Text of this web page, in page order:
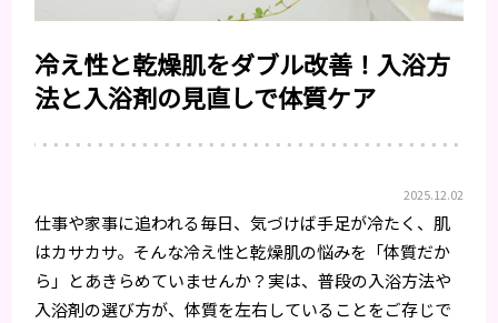
冷え性と乾燥肌をダブル改善！入浴方
法と入浴剤の見直しで体質ケア
2025.12.02
仕事や家事に追われる毎日、気づけば手足が冷たく、肌
はカサカサ。そんな冷え性と乾燥肌の悩みを「体質だか
ら」とあきらめていませんか？実は、普段の入浴方法や
入浴剤の選び方が、体質を左右していることをご存じで